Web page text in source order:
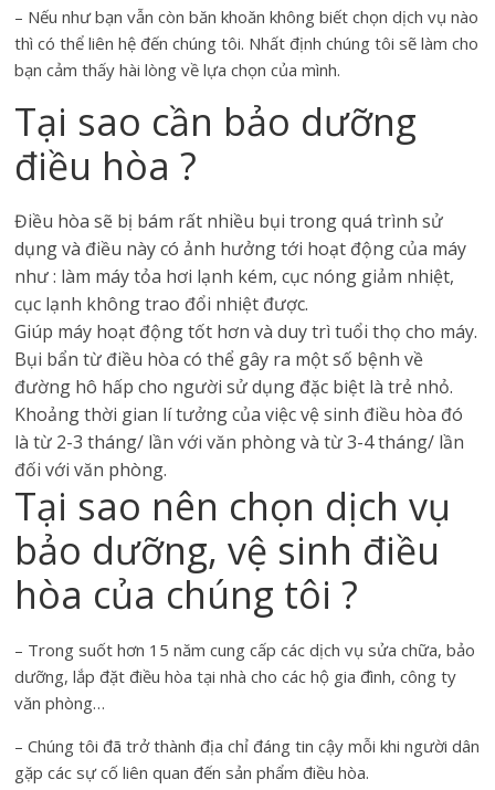
– Nếu như bạn vẫn còn băn khoăn không biết chọn dịch vụ nào
thì có thể liên hệ đến chúng tôi. Nhất định chúng tôi sẽ làm cho
bạn cảm thấy hài lòng về lựa chọn của mình.
Tại sao cần bảo dưỡng
điều hòa ?
Điều hòa sẽ bị bám rất nhiều bụi trong quá trình sử
dụng và điều này có ảnh hưởng tới hoạt động của máy
như : làm máy tỏa hơi lạnh kém, cục nóng giảm nhiệt,
cục lạnh không trao đổi nhiệt được.
Giúp máy hoạt động tốt hơn và duy trì tuổi thọ cho máy.
Bụi bẩn từ điều hòa có thể gây ra một số bệnh về
đường hô hấp cho người sử dụng đặc biệt là trẻ nhỏ.
Khoảng thời gian lí tưởng của việc vệ sinh điều hòa đó
là từ 2-3 tháng/ lần với văn phòng và từ 3-4 tháng/ lần
đối với văn phòng.
Tại sao nên chọn dịch vụ
bảo dưỡng, vệ sinh điều
hòa của chúng tôi ?
– Trong suốt hơn 15 năm cung cấp các dịch vụ sửa chữa, bảo
dưỡng, lắp đặt điều hòa tại nhà cho các hộ gia đình, công ty
văn phòng…
– Chúng tôi đã trở thành địa chỉ đáng tin cậy mỗi khi người dân
gặp các sự cố liên quan đến sản phẩm điều hòa.